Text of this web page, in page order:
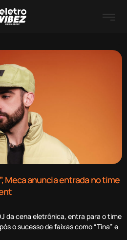
Meca anuncia entrada no time
da cena eletrônica, entra para o time
o sucesso de faixas como “Tina” e